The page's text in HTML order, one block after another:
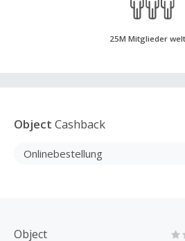
25M Mitglieder
Object Cashback
Onlinebestellung
Object